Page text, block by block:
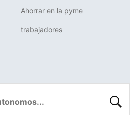
Ahorrar en la pyme
trabajadores